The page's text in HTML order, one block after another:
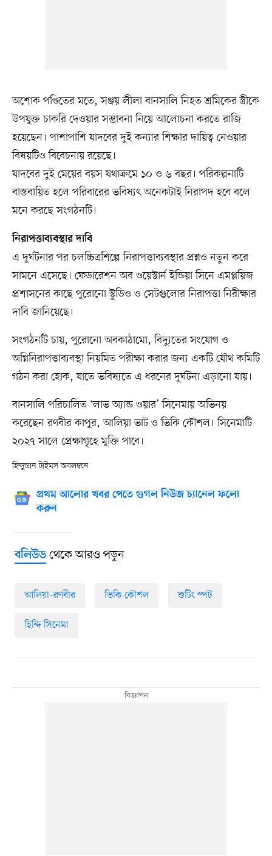
অশোক পণ্ডিতের মতে, সঞ্জয় লীলা বানসালি নিহত শ্রমিকের স্ত্রীকে
উপযুক্ত চাকরি দেওয়ার সম্ভাবনা নিয়ে আলোচনা করতে রাজি
হয়েছেন। পাশাপাশি যাদবের দুই কন্যার শিক্ষার দায়িত্ব নেওয়ার
বিষয়টিও বিবেচনায় রয়েছে।
যাদবের দুই মেয়ের বয়স যথাক্রমে ১০ ও ৬ বছর। পরিকল্পনাটি
বাস্তবায়িত হলে পরিবারের ভবিষ্যৎ অনেকটাই নিরাপদ হবে বলে
মনে করছে সংগঠনটি।
নিরাপত্তাব্যবস্থার দাবি
এ দুর্ঘটনার পর চলচ্চিত্রশিল্পে নিরাপত্তাব্যবস্থার প্রশ্নও নতুন করে
সামনে এসেছে। ফেডারেশন অব ওয়েস্টার্ন ইন্ডিয়া সিনে এমপ্লয়িজ
প্রশাসনের কাছে পুরোনো স্টুডিও ও সেটগুলোর নিরাপত্তা নিরীক্ষার
দাবি জানিয়েছে।
সংগঠনটি চায়, পুরোনো অবকাঠামো, বিদ্যুতের সংযোগ ও
অগ্নিনিরাপত্তাব্যবস্থা নিয়মিত পরীক্ষা করার জন্য একটি যৌথ কমিটি
গঠন করা হোক, যাতে ভবিষ্যতে এ ধরনের দুর্ঘটনা এড়ানো যায়।
বানসালি পরিচালিত ‘লাভ অ্যান্ড ওয়ার’ সিনেমায় অভিনয়
করেছেন রণবীর কাপুর, আলিয়া ভাট ও ভিকি কৌশল। সিনেমাটি
২০২৭ সালে প্রেক্ষাগৃহে মুক্তি পাবে।
হিন্দুস্তান টাইমস অবলম্বনে
প্রথম আলোর খবর পেতে গুগল নিউজ চ্যানেল ফলো
করুন
বলিউডথেকে আরও পড়ুন
আলিয়া–রণবীর ভিকি কৌশল শুটিং স্পট
হিন্দি সিনেমা